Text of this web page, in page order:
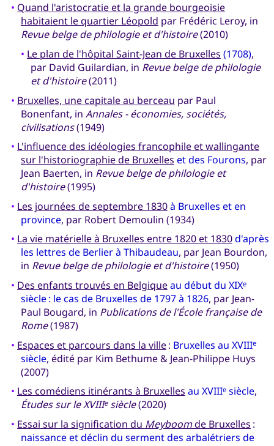
• Quand l'aristocratie et la grande bourgeoisie
habitaient le quartier Léopold par Frédéric Leroy, in
Revue belge de philologie et d'histoire(2010)
• Le plan de l'hôpital Saint-Jean de Bruxelles (1708),
par David Guilardian, in Revue belge de philologie
et d'histoire(2011)
• Bruxelles, une capitale au berceau par Paul
Bonenfant, in Annales - économies, sociétés,
civilisations(1949)
• L'influence des idéologies francophile et wallingante
sur l'historiographie de Bruxelles et des Fourons, par
Jean Baerten, in Revue belge de philologie et
d'histoire(1995)
• Les journées de septembre 1830à Bruxelles et en
province, par Robert Demoulin (1934)
• La vie matérielle à Bruxelles entre 1820 et 1830d'après
les lettres de Berlier à Thibaudeau, par Jean Bourdon,
in Revue belge de philologie et d'histoire(1950)
• Des enfants trouvés en Belgiqueau début du XIXe
siècle : le cas de Bruxelles de 1797 à 1826, par Jean-
Paul Bougard, in Publications de l'École française de
Rome(1987)
• Espaces et parcours dans la ville: Bruxelles au XVIIIe
siècle, édité par Kim Bethume & Jean-Philippe Huys
(2007)
• Les comédiens itinérants à Bruxelles au XVIIIesiècle,
Études sur le XVIIIesiècle(2020)
• Essai sur la signification du Meyboomde Bruxelles :
naissance et déclin du serment des arbalétriers de